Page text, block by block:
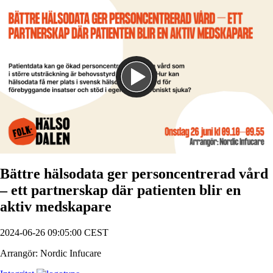
Spela
Bättre hälsodata ger personcentrerad vård
– ett partnerskap där patienten blir en
aktiv medskapare
2024-06-26 09:05:00 CEST
Arrangör: Nordic Infucare